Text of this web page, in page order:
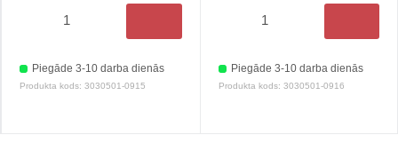
Piegāde 3-10 darba dienās
Produkta kods: 3030501-0915
Piegāde 3-10 darba dienās
Produkta kods: 3030501-0916